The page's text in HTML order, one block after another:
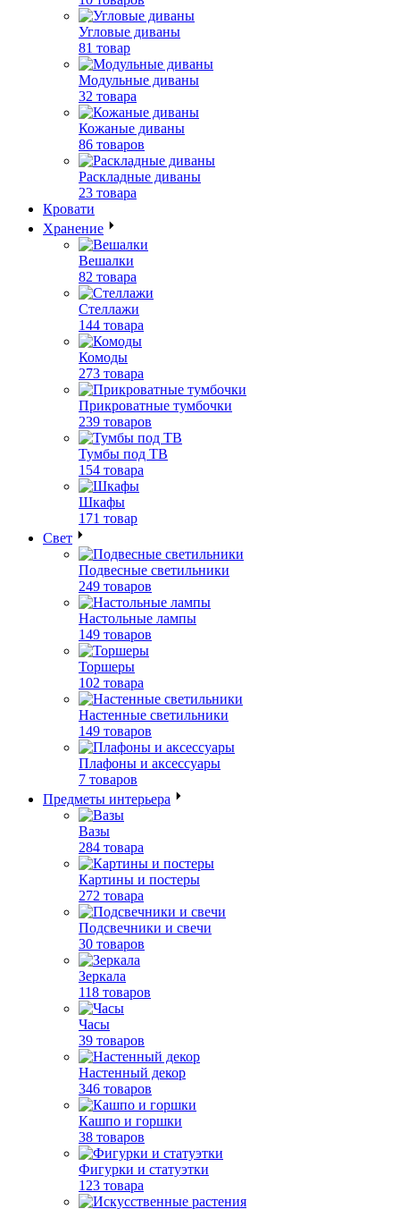
Угловые диваны
81 товар
Модульные диваны
32 товара
Кожаные диваны
86 товаров
Раскладные диваны
23 товара
Кровати
Хранение
Вешалки
82 товара
Стеллажи
144 товара
Комоды
273 товара
Прикроватные тумбочки
239 товаров
Тумбы под ТВ
154 товара
Шкафы
171 товар
Свет
Подвесные светильники
249 товаров
Настольные лампы
149 товаров
Торшеры
102 товара
Настенные светильники
149 товаров
Плафоны и аксессуары
7 товаров
Предметы интерьера
Вазы
284 товара
Картины и постеры
272 товара
Подсвечники и свечи
30 товаров
Зеркала
118 товаров
Часы
39 товаров
Настенный декор
346 товаров
Кашпо и горшки
38 товаров
Фигурки и статуэтки
123 товара